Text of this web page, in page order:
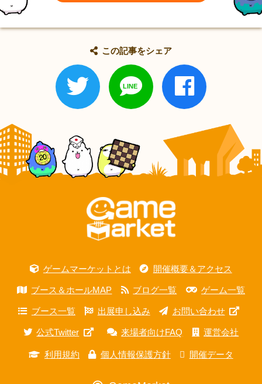
この記事をシェア
ゲームマーケットとは 開催概要＆アクセス
ブース＆ホールMAP ブログ一覧 ゲーム一覧
ブース一覧 出展申し込み お問い合わせ
公式Twitter 来場者向けFAQ 運営会社
利用規約 個人情報保護方針 開催データ